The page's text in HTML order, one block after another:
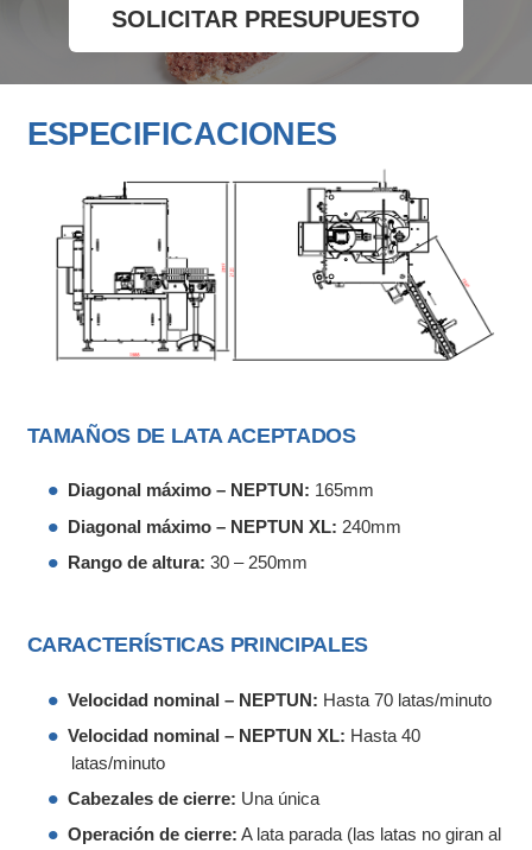
SOLICITAR PRESUPUESTO
ESPECIFICACIONES
TAMAÑOS DE LATA ACEPTADOS
Diagonal máximo – NEPTUN: 165mm
Diagonal máximo – NEPTUN XL: 240mm
Rango de altura: 30 – 250mm
CARACTERÍSTICAS PRINCIPALES
Velocidad nominal – NEPTUN: Hasta 70 latas/minuto
Velocidad nominal – NEPTUN XL: Hasta 40
latas/minuto
Cabezales de cierre: Una única
Operación de cierre: A lata parada (las latas no giran al